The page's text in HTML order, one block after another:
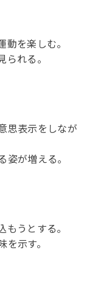
を楽しむ。
れる。
思表示をしなが
が増える。
うとする。
示す。